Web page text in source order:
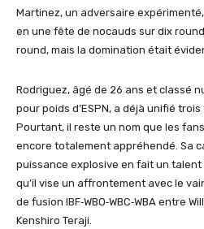
Martinez, un adversaire
en une fête de nocauds sur dix
round, mais la domination était
Rodriguez, âgé de 26 ans et classé
pour poids d’ESPN, a déjà unifié
Pourtant, il reste un nom que les
encore totalement appréhendé. Sa
puissance explosive en fait un
qu’il vise un affrontement avec le
de fusion IBF‑WBO‑WBC‑WBA entre
Kenshiro Teraji.